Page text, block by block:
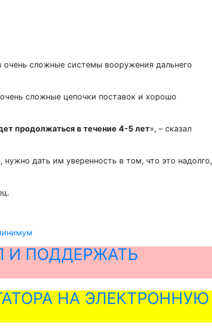
сложные системы вооружения дальнего
сложные цепочки поставок и хорошо
продолжаться в течение 4-5 лет», – сказал
дать им уверенность в том, что это надолго,
И ПОДДЕРЖАТЬ
НА ЭЛЕКТРОННУЮ